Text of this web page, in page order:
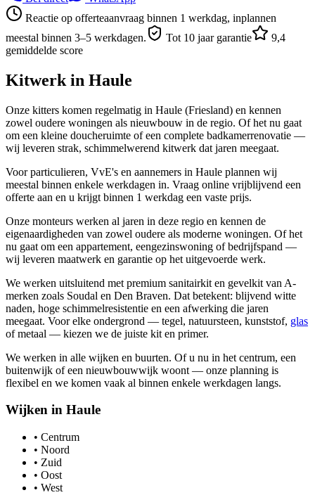
Reactie op offerteaanvraag binnen 1 werkdag, inplannen
meestal binnen 3–5 werkdagen.
Tot 10 jaar garantie
9,4
gemiddelde score
Kitwerk in Haule
Onze kitters komen regelmatig in Haule (Friesland) en kennen
zowel oudere woningen als nieuwbouw in de regio. Of het nu gaat
om een kleine doucheruimte of een complete badkamerrenovatie —
wij leveren strak, schimmelwerend kitwerk dat jaren meegaat.
Voor particulieren, VvE's en aannemers in Haule plannen wij
meestal binnen enkele werkdagen in. Vraag online vrijblijvend een
offerte aan en u krijgt binnen 1 werkdag een vaste prijs.
Onze monteurs werken al jaren in deze regio en kennen de
eigenaardigheden van zowel oudere als moderne woningen. Of het
nu gaat om een appartement, eengezinswoning of bedrijfspand —
wij leveren maatwerk en garantie op het uitgevoerde werk.
We werken uitsluitend met premium sanitairkit en gevelkit van A-
merken zoals Soudal en Den Braven. Dat betekent: blijvend witte
naden, hoge schimmelresistentie en een afwerking die jaren
meegaat. Voor elke ondergrond — tegel, natuursteen, kunststof, glas
of metaal — kiezen we de juiste kit en primer.
We werken in alle wijken en buurten. Of u nu in het centrum, een
buitenwijk of een nieuwbouwwijk woont — onze planning is
flexibel en we komen vaak al binnen enkele werkdagen langs.
Wijken in Haule
• Centrum
• Noord
• Zuid
• Oost
• West